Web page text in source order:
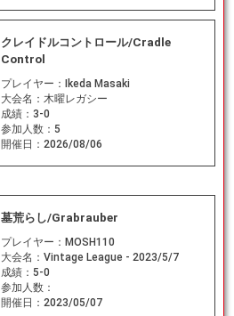
クレイドルコントロール/Cradle
Control
プレイヤー：
Ikeda Masaki
大会名： 木曜レガシー
成績： 3-0
参加人数： 5
開催日： 2026/08/06
墓荒らし/Grabrauber
プレイヤー： MOSH110
大会名： Vintage League - 2023/5/7
成績： 5-0
参加人数：
開催日： 2023/05/07